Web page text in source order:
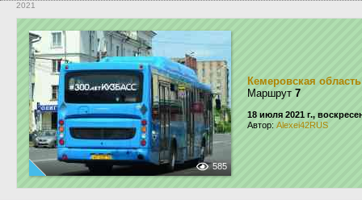
2021
585
Кемеровская
Маршрут 7
18 июля 2021 г.,
Автор: Alexei42RUS